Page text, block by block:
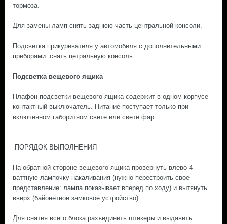
тормоза.
Для замены ламп снять заднюю часть центральной консоли.
Подсветка прикуривателя у автомобиля с дополнительными
приборами: снять цетральную консоль.
Подсветка вещевого ящика
Плафон подсветки вещевого ящика содержит в одном корпусе
контактный выключатель. Питание поступает только при
включенном габоритном свете или свете фар.
ПОРЯДОК ВЫПОЛНЕНИЯ
На обратной стороне вещевого ящика провернуть влево 4-
ваттную лампочку накаливания (нужно перестроить свое
представление: лампа показывает вперед по ходу) и вытянуть
вверх (байонетное замковое устройство).
Для снятия всего блока разъединить штекеры и выдавить